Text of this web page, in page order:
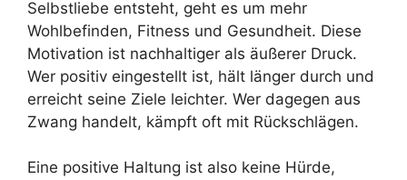
Selbstliebe entsteht, geht es um mehr
Wohlbefinden, Fitness und Gesundheit. Diese
Motivation ist nachhaltiger als äußerer Druck.
Wer positiv eingestellt ist, hält länger durch und
erreicht seine Ziele leichter. Wer dagegen aus
Zwang handelt, kämpft oft mit Rückschlägen.
Eine positive Haltung ist also keine Hürde,